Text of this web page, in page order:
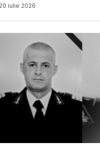
20 iulie 2026